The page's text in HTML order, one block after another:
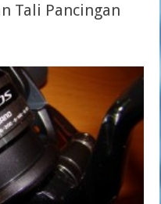
Tali Pancingan